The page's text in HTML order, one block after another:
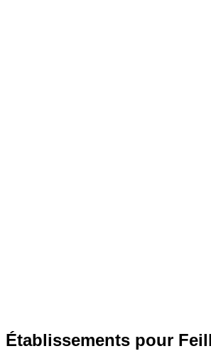
Établissements pour